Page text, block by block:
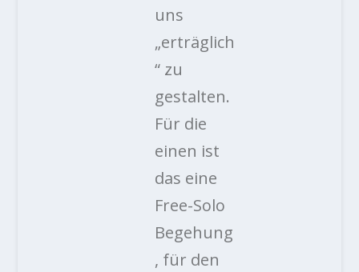
uns
„erträglich
“ zu
gestalten.
Für die
einen ist
das eine
Free-Solo
Begehung
, für den